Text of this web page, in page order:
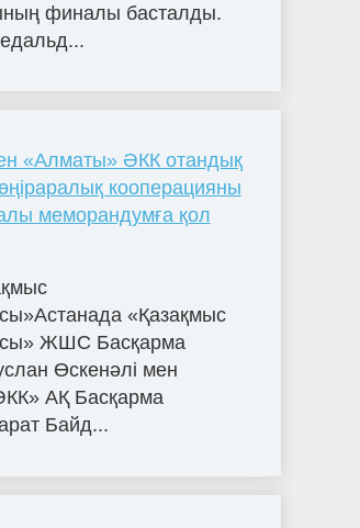
финалы басталды.
«Алматы» ӘКК отандық
кооперацияны
меморандумға қол
«Қазақмыс
ЖШС Басқарма
Өскенәлі мен
АҚ Басқарма
Байд...